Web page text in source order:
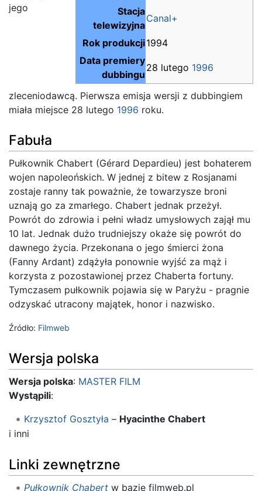
Stacja
telewizyjna
Canal+
Rok produkcji1994
Data premiery
dubbingu
28 lutego 1996
jego
zleceniodawcą. Pierwsza emisja wersji z dubbingiem
miała miejsce 28 lutego 1996 roku.
Fabuła
Pułkownik Chabert (Gérard Depardieu) jest bohaterem
wojen napoleońskich. W jednej z bitew z Rosjanami
zostaje ranny tak poważnie, że towarzysze broni
uznają go za zmarłego. Chabert jednak przeżył.
Powrót do zdrowia i pełni władz umysłowych zajął mu
10 lat. Jednak dużo trudniejszy okaże się powrót do
dawnego życia. Przekonana o jego śmierci żona
(Fanny Ardant) zdążyła ponownie wyjść za mąż i
korzysta z pozostawionej przez Chaberta fortuny.
Tymczasem pułkownik pojawia się w Paryżu - pragnie
odzyskać utracony majątek, honor i nazwisko.
Źródło: Filmweb
Wersja polska
Wersja polska: MASTER FILM
Wystąpili:
Krzysztof Gosztyła – Hyacinthe Chabert
i inni
Linki zewnętrzne
Pułkownik Chabertw bazie filmweb.pl